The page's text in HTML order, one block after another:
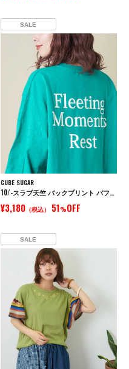
SALE
CUBE SUGAR
10/-スラブ天竺 バックプリント パフスリーブ プルオーバー
¥3,180（税込） 51%OFF
SALE